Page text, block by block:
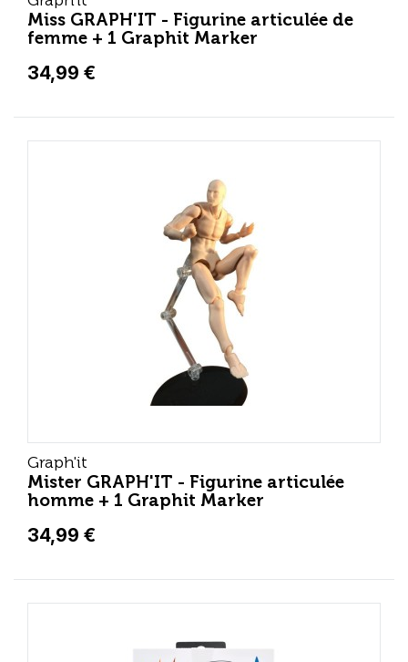
Miss GRAPH'IT - Figurine articulée de
femme + 1 Graphit Marker
34,99 €
Graph'it
Mister GRAPH'IT - Figurine articulée
homme + 1 Graphit Marker
34,99 €